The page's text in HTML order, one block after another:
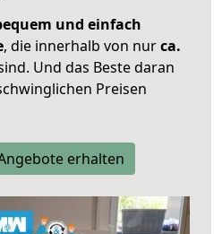
und einfach
, die innerhalb von nurca.
Und das Beste daran
Preisen
erhalten